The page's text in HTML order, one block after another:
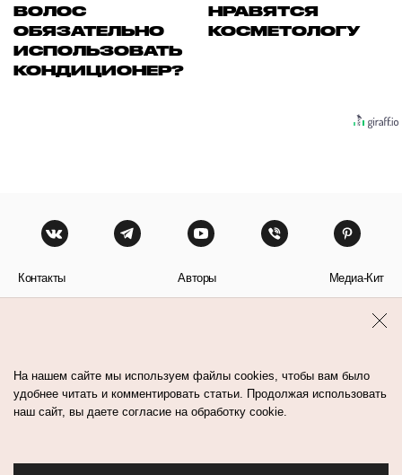
ВОЛОС
ОБЯЗАТЕЛЬНО
ИСПОЛЬЗОВАТЬ
КОНДИЦИОНЕР?
НРАВЯТСЯ
КОСМЕТОЛОГУ
Контакты Авторы Медиа-Кит
На нашем сайте мы используем файлы cookies, чтобы вам было
удобнее читать и комментировать статьи. Продолжая использовать
наш сайт, вы даете согласие на обработку cookie.